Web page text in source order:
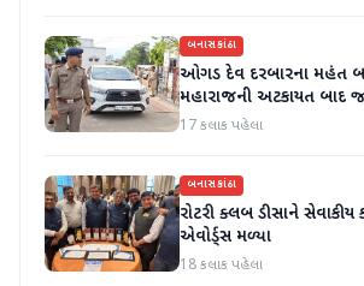
બનાસકાંઠા
ઓગડ દેવ દરબારના મહંત
મહારાજની અટકાયત બાદ
17 કલાક પહેલા
બનાસકાંઠા
રોટરી ક્લબ ડીસાને સેવાકીય
એવોર્ડ્સ મળ્યા
18 કલાક પહેલા